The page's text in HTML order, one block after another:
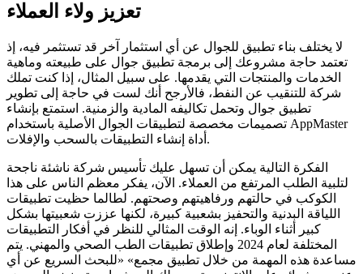
تعزيز ولاء العملاء
لا يختلف بناء تطبيق للجوال عن أي استثمار آخر قد تستثمر فيه، إذ
تعتمد حاجة مشروعك إلى برمجة تطبيق جوال على طبيعته وماهية
الخدمات والمنتجات التي يقدمها. على سبيل المثال، إذا كنت تملك
شركة للتنقيب عن النفط، فالأرجح أنك لست في حاجة إلى تطوير
تطبيق جوال وتحمل تكاليفه المادية والزمنية. استمتع بإنشاء
تصميمات مخصصة لتطبيقات الجوال الأصلية باستخدام AppMaster
أداة إنشاء التطبيقات بالسحب والإفلات.
الفكرة التالية يمكن أن تسهل عليك تأسيس شركة ناشئة ناجحة
لتلبية الطلب المرتفع من العملاء. الآن، يفكر معظم الناس على هذا
الكوكب في حالتهم ورفاهيتهم وصحتهم. لطالما حظيت تطبيقات
اللياقة البدنية والتحفيز بشعبية كبيرة، لكنها عززت شعبيتها بشكل
كبير أثناء الوباء. إنه الوقت المثالي للنظر في أفكار التطبيقات
المختلفة لعام 2024 وإطلاق تطبيقات الطب الصحي والمهني. يتم
مساعدة هذه المهمة من خلال تطبيق مجمع» «للبحث السريع عن أي